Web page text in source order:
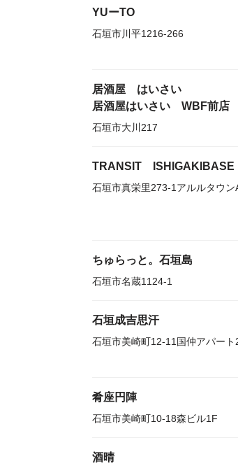
YUーTO
石垣市川平1216-266
居酒屋 はいさい
居酒屋はいさい WBF前店
石垣市大川217
TRANSIT ISHIGAKIBASE
石垣市真栄里273-1アルルタウン
ちゅらっと。石垣島
石垣市名蔵1124-1
石垣成吉思汗
石垣市美崎町12-11国仲アパート
肴座円陣
石垣市美崎町10-18森ビル1F
酒晴